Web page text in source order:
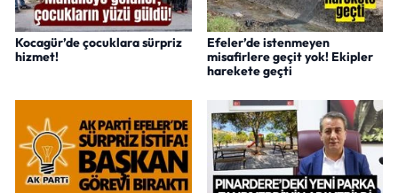
Kocagür’de çocuklara sürpriz
hizmet!
Efeler’de istenmeyen
misafirlere geçit yok! Ekipler
harekete geçti